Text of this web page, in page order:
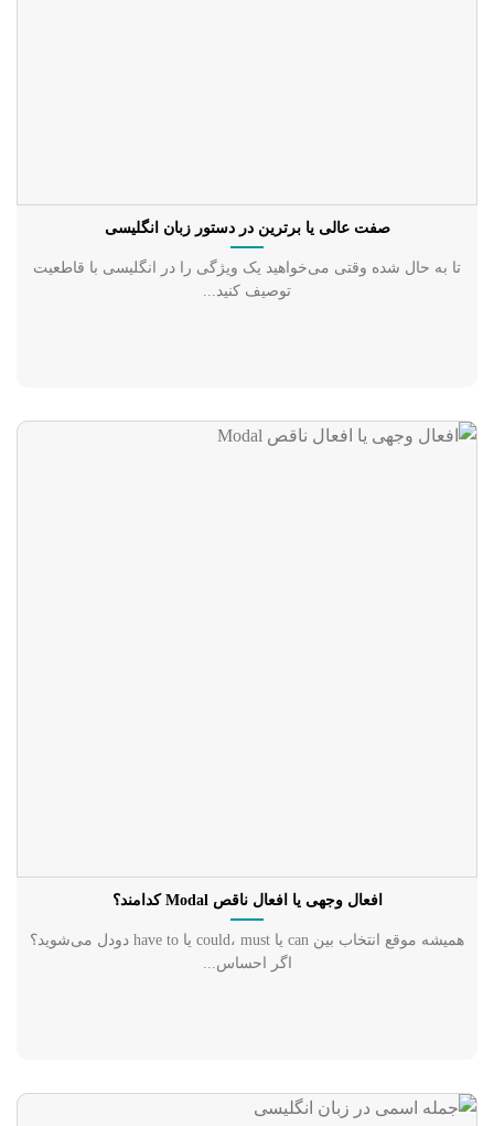
صفت عالی یا برترین در دستور زبان انگلیسی
تا به حال شده وقتی می‌خواهید یک ویژگی را در انگلیسی با قاطعیت
توصیف کنید...
افعال وجهی یا افعال ناقص Modal کدامند؟
همیشه موقع انتخاب بین can یا could، must یا have to دودل می‌شوید؟
اگر احساس...